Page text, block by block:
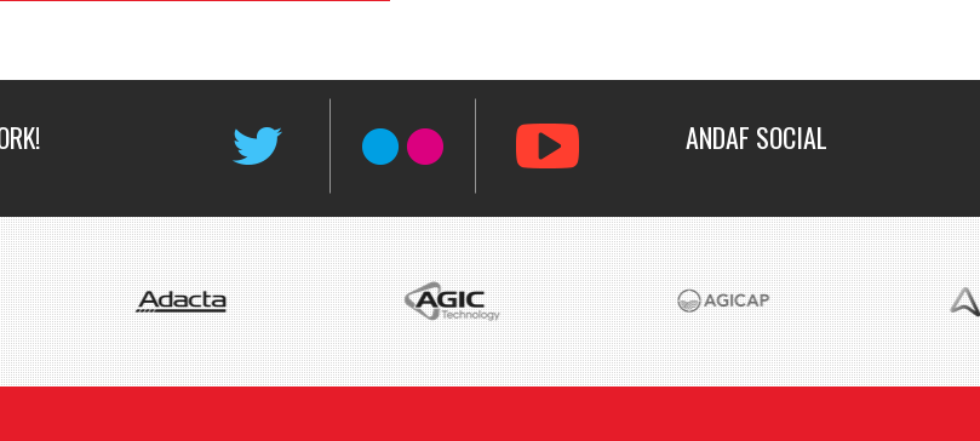
ANDAF SOCIAL